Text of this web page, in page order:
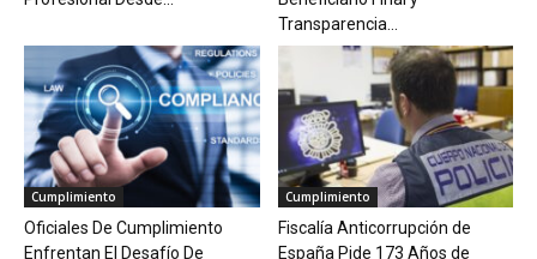
Transparencia...
Cumplimiento
Oficiales De Cumplimiento
Enfrentan El Desafío De
Cumplimiento
Fiscalía Anticorrupción de
España Pide 173 Años de